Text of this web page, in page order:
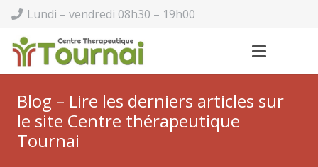
Lundi – vendredi 08h30 – 19h00
Blog – Lire les derniers articles sur
le site Centre thérapeutique
Tournai